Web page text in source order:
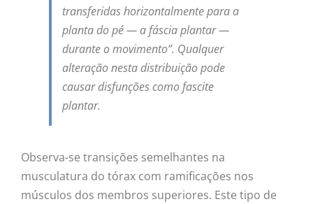
transferidas horizontalmente para a
planta do pé — a fáscia plantar —
durante o movimento”. Qualquer
alteração nesta distribuição pode
causar disfunções como fascite
plantar.
Observa-se transições semelhantes na
musculatura do tórax com ramificações nos
músculos dos membros superiores. Este tipo de